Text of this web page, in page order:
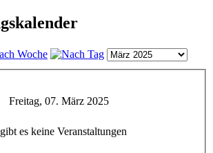
Freitag, 07. März 2025
es keine Veranstaltungen